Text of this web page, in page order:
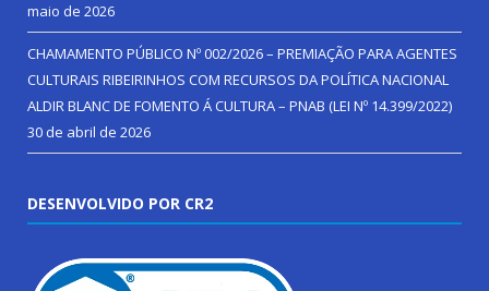
maio de 2026
CHAMAMENTO PÚBLICO Nº 002/2026 – PREMIAÇÃO PARA AGENTES
CULTURAIS RIBEIRINHOS COM RECURSOS DA POLÍTICA NACIONAL
ALDIR BLANC DE FOMENTO Á CULTURA – PNAB (LEI Nº 14.399/2022)
30 de abril de 2026
DESENVOLVIDO POR CR2